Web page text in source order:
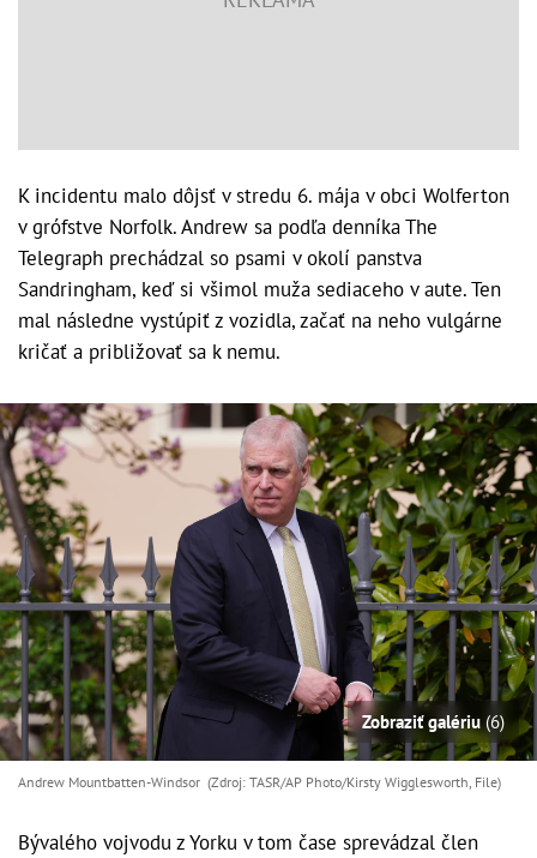
K incidentu malo dôjsť v stredu 6. mája v obci Wolferton
v grófstve Norfolk. Andrew sa podľa denníka The
Telegraph prechádzal so psami v okolí panstva
Sandringham, keď si všimol muža sediaceho v aute. Ten
mal následne vystúpiť z vozidla, začať na neho vulgárne
kričať a približovať sa k nemu.
Zobraziť galériu (6)
Andrew Mountbatten-Windsor (Zdroj: TASR/AP Photo/Kirsty Wigglesworth, File)
Bývalého vojvodu z Yorku v tom čase sprevádzal člen